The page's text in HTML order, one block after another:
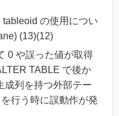
の使用につい
(13)(12)
0 や誤った値が取得
TABLE で後か
成列を持つ外部テー
行う時に誤動作が発